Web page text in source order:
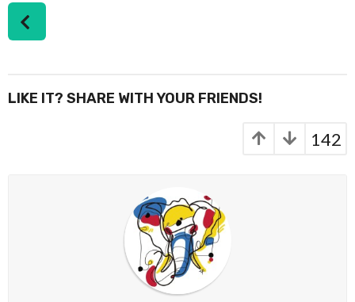
P
o
P
LIKE IT? SHARE WITH YOUR FRIENDS!
142